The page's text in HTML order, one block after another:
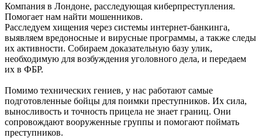
Компания в Лондоне, расследующая киберпреступления.
Помогает нам найти мошенников.
Расследуем хищения через системы интернет-банкинга,
выявляем вредоносные и вирусные программы, а также следы
их активности. Собираем доказательную базу улик,
необходимую для возбуждения уголовного дела, и передаем
их в ФБР.
Помимо технических гениев, у нас работают самые
подготовленные бойцы для поимки преступников. Их сила,
выносливость и точность прицела не знает границ. Они
сопровождают вооруженные группы и помогают поймать
преступников.